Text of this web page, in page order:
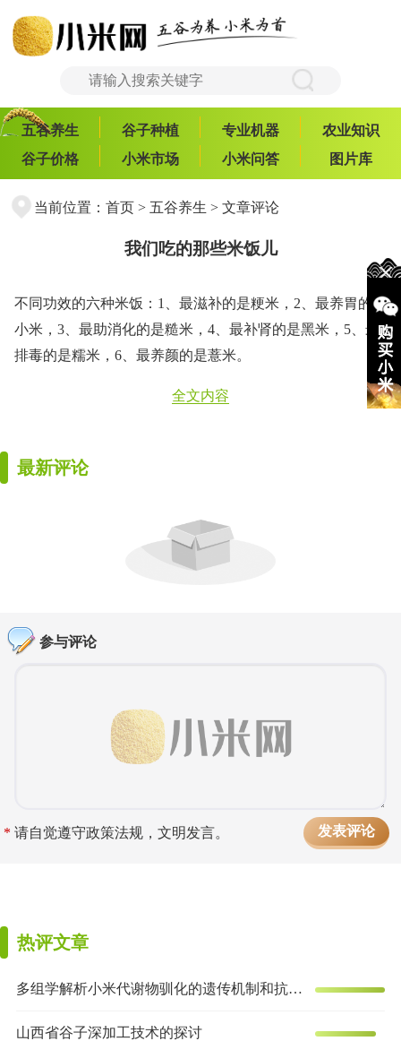
五谷养生 谷子种植 专业机器
农业知识
谷子价格
小米市场 小米问答 图片库
当前位置： 首页> 五谷养生 > 文章评论
我们吃的那些米饭儿
不同功效的六种米饭：1、最滋补的是粳米，2、最养胃的是
小米，3、最助消化的是糙米，4、最补肾的是黑米，5、最
排毒的是糯米，6、最养颜的是薏米。
全文内容
最新评论
参与评论
* 请自觉遵守政策法规，文明发言。
热评文章
多组学解析小米代谢物驯化的遗传机制和抗炎效果
山西省谷子深加工技术的探讨